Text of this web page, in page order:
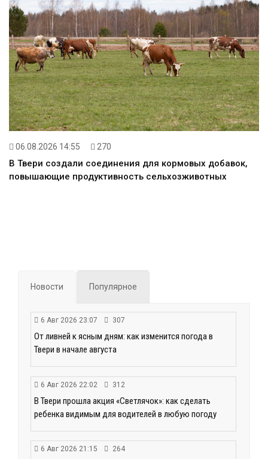
06.08.2026 14:55 270
В Твери создали соединения для кормовых добавок,
повышающие продуктивность сельхозживотных
Новости Популярное
6 Авг 2026 23:07 307
От ливней к ясным дням: как изменится погода в
Твери в начале августа
6 Авг 2026 22:02 312
В Твери прошла акция «Светлячок»: как сделать
ребенка видимым для водителей в любую погоду
6 Авг 2026 21:15 264